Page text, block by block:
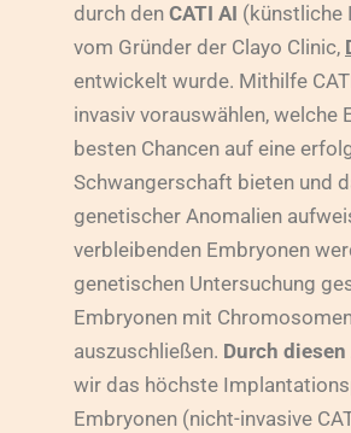
durch den CATI AI (künstliche
vom Gründer der Clayo Clinic,
entwickelt wurde. Mithilfe
invasiv vorauswählen, welche
besten Chancen auf eine
Schwangerschaft bieten und
genetischer Anomalien
verbleibenden Embryonen
genetischen Untersuchung
Embryonen mit
auszuschließen. Durch
wir das höchste
Embryonen (nicht-invasive